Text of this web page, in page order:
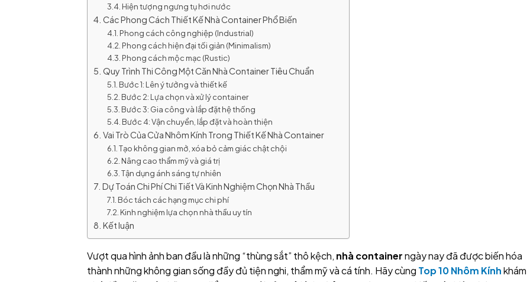
Hiện tượng ngưng tụ hơi nước
Các Phong Cách Thiết Kế Nhà Container Phổ Biến
Phong cách công nghiệp (Industrial)
Phong cách hiện đại tối giản (Minimalism)
Phong cách mộc mạc (Rustic)
Quy Trình Thi Công Một Căn Nhà Container Tiêu Chuẩn
Bước 1: Lên ý tưởng và thiết kế
Bước 2: Lựa chọn và xử lý container
Bước 3: Gia công và lắp đặt hệ thống
Bước 4: Vận chuyển, lắp đặt và hoàn thiện
Vai Trò Của Cửa Nhôm Kính Trong Thiết Kế Nhà Container
Tạo không gian mở, xóa bỏ cảm giác chật chội
Nâng cao thẩm mỹ và giá trị
Tận dụng ánh sáng tự nhiên
Dự Toán Chi Phí Chi Tiết Và Kinh Nghiệm Chọn Nhà Thầu
Bóc tách các hạng mục chi phí
Kinh nghiệm lựa chọn nhà thầu uy tín
Kết luận
Vượt qua hình ảnh ban đầu là những “thùng sắt” thô kệch, nhà containerngày nay đã được biến hóa
thành những không gian sống đầy đủ tiện nghi, thẩm mỹ và cá tính. Hãy cùng Top 10 Nhôm Kínhkhám